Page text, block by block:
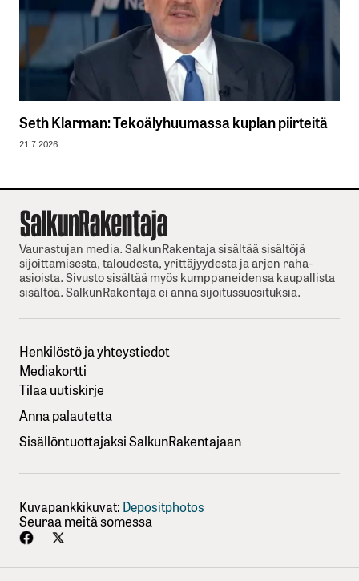
Seth Klarman: Tekoälyhuumassa kuplan piirteitä
21.7.2026
Vaurastujan media. SalkunRakentaja sisältää sisältöjä
sijoittamisesta, taloudesta, yrittäjyydesta ja arjen raha-
asioista. Sivusto sisältää myös kumppaneidensa kaupallista
sisältöä. SalkunRakentaja ei anna sijoitussuosituksia.
Henkilöstö ja yhteystiedot
Mediakortti
Tilaa uutiskirje
Anna palautetta
Sisällöntuottajaksi SalkunRakentajaan
Kuvapankkikuvat: Depositphotos
Seuraa meitä somessa